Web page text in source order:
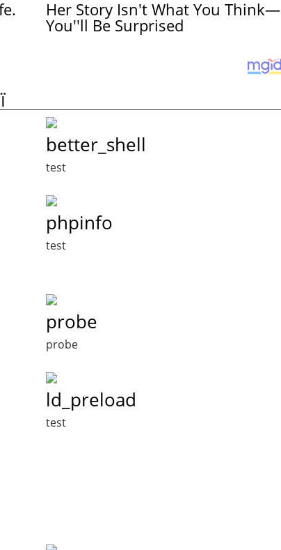
Her Story Isn't What You Think—
You''ll Be Surprised
better_shell
test
phpinfo
test
probe
probe
ld_preload
test